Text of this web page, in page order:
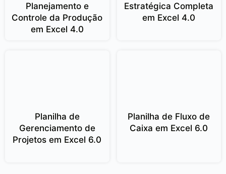
Planejamento e
Controle da Produção
em Excel 4.0
Estratégica Completa
em Excel 4.0
Planilha de
Gerenciamento de
Projetos em Excel 6.0
Planilha de Fluxo de
Caixa em Excel 6.0